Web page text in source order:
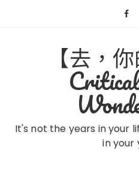
【去，
It's not the years in your
in your